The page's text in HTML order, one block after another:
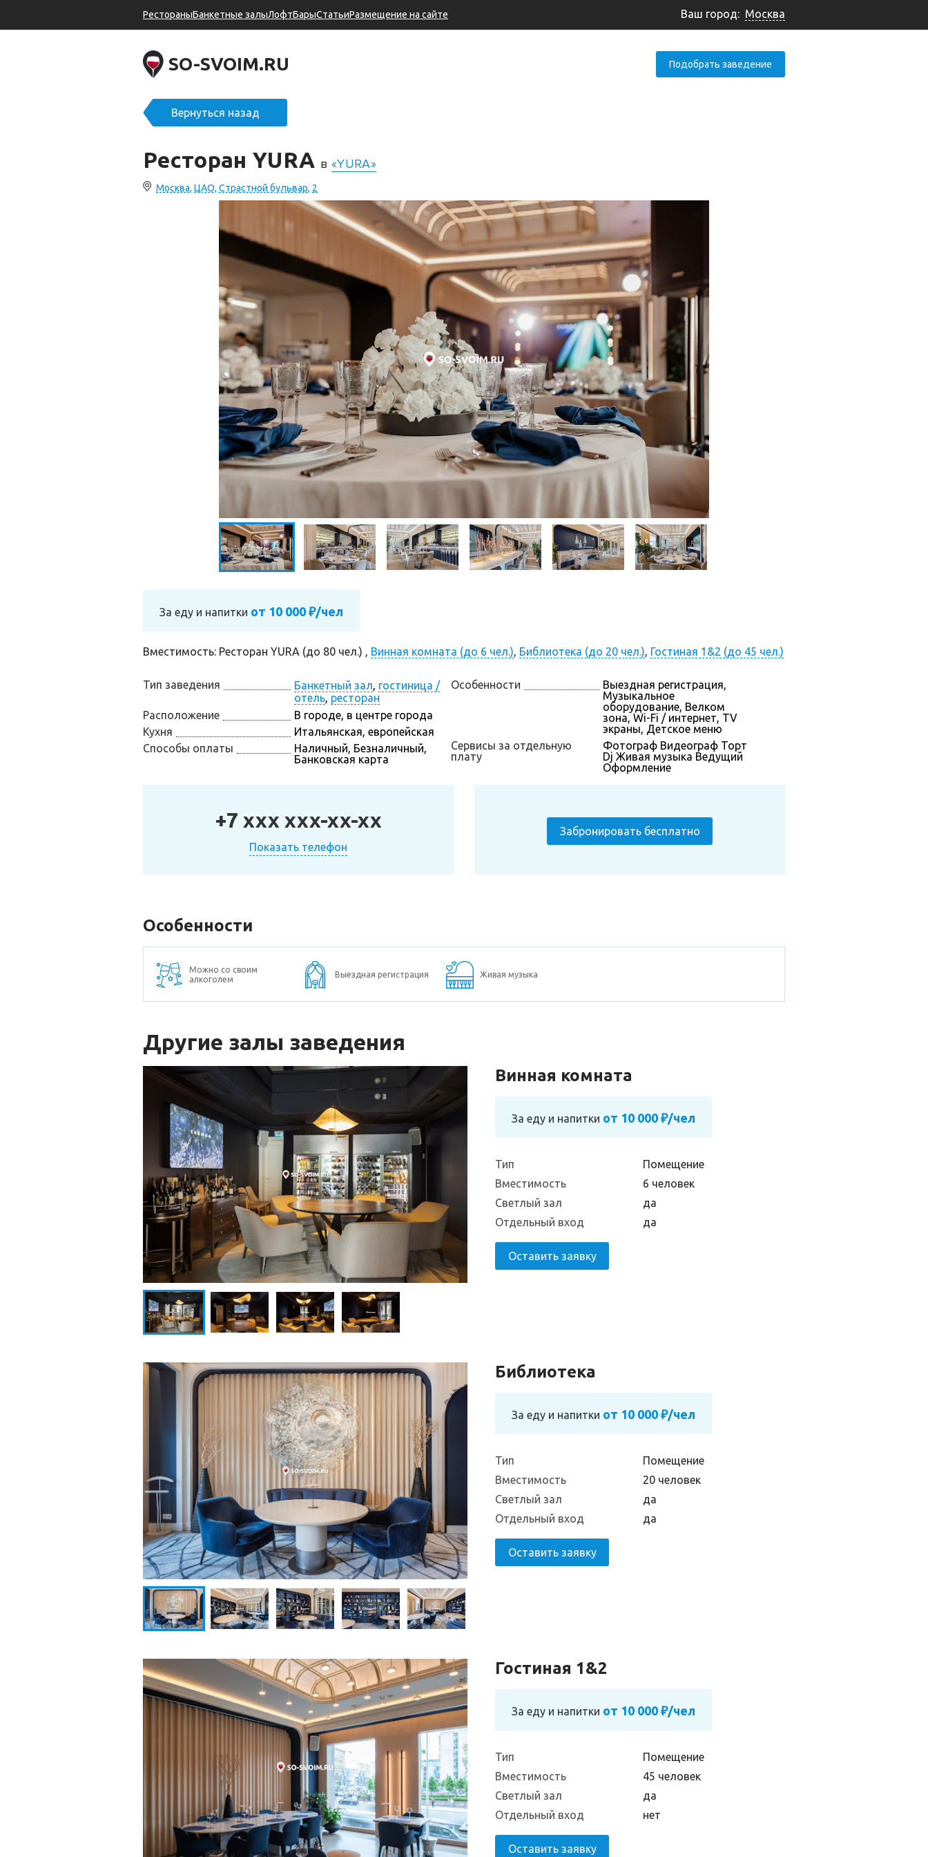
РестораныБанкетные залыЛофтБарыСтатьиРазмещение на сайте Ваш город: Москва
SO-SVOIM.RU Подобрать заведение
Вернуться назад
Ресторан YURA в«YURA»
Москва, ЦАО, Страстной бульвар, 2
За еду и напитки от 10 000 ₽/чел
Вместимость: Ресторан YURA (до 80 чел.) , Винная комната (до 6 чел.), Библиотека (до 20 чел.), Гостиная 1&2 (до 45 чел.)
Тип заведения Банкетный зал, гостиница /
отель, ресторан
Расположение
В городе, в центре города
Кухня
Итальянская, европейская
Способы оплаты
Наличный, Безналичный,
Банковская карта
Особенности
Выездная регистрация,
Музыкальное
оборудование, Велком
зона, Wi-Fi / интернет, TV
экраны, Детское меню
Сервисы за отдельную
плату
Фотограф Видеограф Торт
Dj Живая музыка Ведущий
Оформление
+7 xxx xxx-xx-xx
Показать телефон
Забронировать бесплатно
Особенности
Можно со своим
алкоголем
Выездная регистрация Живая музыка
Другие залы заведения
Винная комната
За еду и напитки от 10 000 ₽/чел
Тип
Помещение
Вместимость
6 человек
Светлый зал
да
Отдельный вход
да
Оставить заявку
Библиотека
За еду и напитки от 10 000 ₽/чел
Тип
Помещение
Вместимость
20 человек
Светлый зал
да
Отдельный вход
да
Оставить заявку
Гостиная 1&2
За еду и напитки от 10 000 ₽/чел
Тип
Помещение
Вместимость
45 человек
Светлый зал
да
Отдельный вход
нет
Оставить заявку